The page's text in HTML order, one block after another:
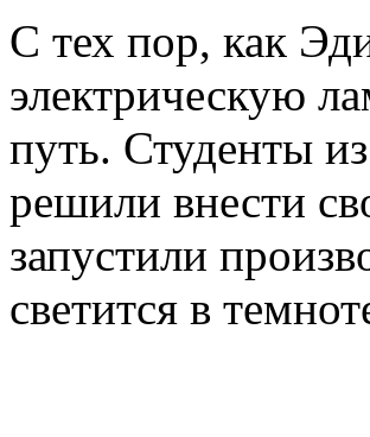
С тех пор, как
электрическую
путь. Студенты
решили внести
запустили
светится в